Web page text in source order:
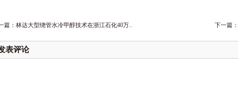
篇： 林达大型绕管水冷甲醇技术在浙江石化40万.. 下一篇：
表评论